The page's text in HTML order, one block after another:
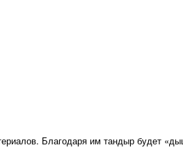
Благодаря им тандыр будет